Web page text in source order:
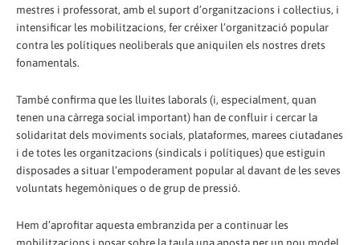
mestres i professorat, amb el suport d’organitzacions i col·lectius, i
intensificar les mobilitzacions, fer créixer l’organització popular
contra les polítiques neoliberals que aniquilen els nostres drets
fonamentals.
També confirma que les lluites laborals (i, especialment, quan
tenen una càrrega social important) han de confluir i cercar la
solidaritat dels moviments socials, plataformes, marees ciutadanes
i de totes les organitzacions (sindicals i polítiques) que estiguin
disposades a situar l’empoderament popular al davant de les seves
voluntats hegemòniques o de grup de pressió.
Hem d’aprofitar aquesta embranzida per a continuar les
mobilitzacions i posar sobre la taula una aposta per un nou model